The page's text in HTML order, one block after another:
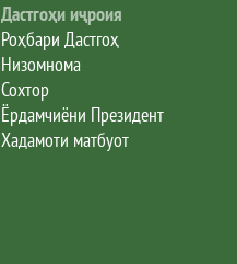
Дастгоҳи иҷроия
Роҳбари Дастгоҳ
Низомнома
Сохтор
Ёрдамчиёни Президент
Хадамоти матбуот